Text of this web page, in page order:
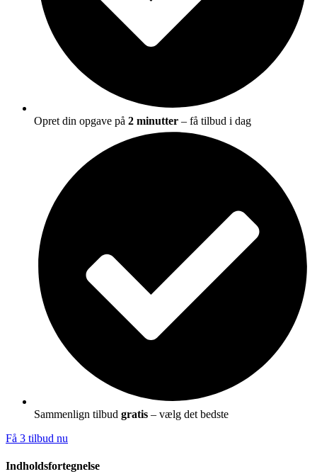
Opret din opgave på 2 minutter – få tilbud i dag
Sammenlign tilbud gratis – vælg det bedste
Få 3 tilbud nu
Indholdsfortegnelse